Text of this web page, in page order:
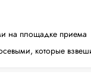
на площадке приема
которые